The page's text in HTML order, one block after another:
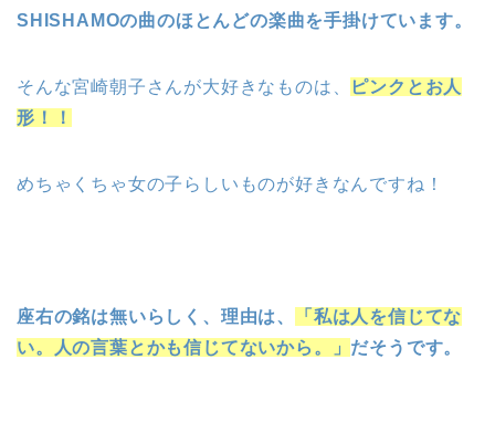
SHISHAMOの曲のほとんどの楽曲を手掛けています。
そんな宮崎朝子さんが大好きなものは、
ピンクとお人
形！！
めちゃくちゃ女の子らしいものが好きなんですね！
座右の銘は無いらしく、理由は、
「私は人を信じてな
い。人の言葉とかも信じてないから。」 だそうです。